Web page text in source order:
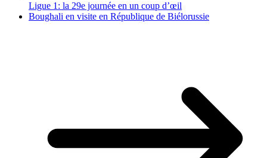
Ligue 1: la 29e journée en un coup d’œil
Boughali en visite en République de Biélorussie